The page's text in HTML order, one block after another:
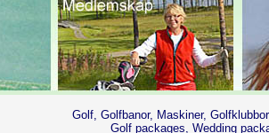
Golf, Golfbanor, Maskiner,
Golf packages, Wedding